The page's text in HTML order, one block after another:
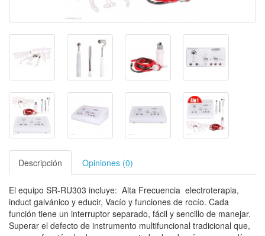
Descripción Opiniones (0)
El equipo SR-RU303 incluye: Alta Frecuencia electroterapia,
induct galvánico y educir, Vacío y funciones de rocío. Cada
función tiene un interruptor separado, fácil y sencillo de manejar.
Superar el defecto de instrumento multifuncional tradicional que,